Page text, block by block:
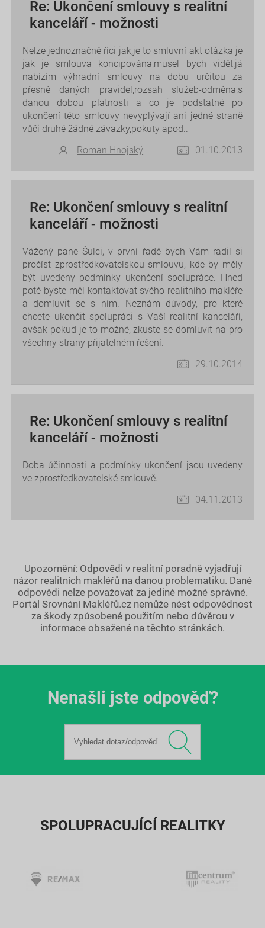
Re: Ukončení smlouvy s realitní
kanceláří - možnosti
Nelze jednoznačně říci jak,je to smluvní akt otázka je
jak je smlouva koncipována,musel bych vidět,já
nabízím výhradní smlouvy na dobu určitou za
přesně daných pravidel,rozsah služeb-odměna,s
danou dobou platnosti a co je podstatné po
ukončení této smlouvy nevyplývají ani jedné straně
vůči druhé žádné závazky,pokuty apod..
Roman Hnojský
01.10.2013
Re: Ukončení smlouvy s realitní
kanceláří - možnosti
Vážený pane Šulci, v první řadě bych Vám radil si
pročíst zprostředkovatelskou smlouvu, kde by měly
být uvedeny podmínky ukončení spolupráce. Hned
poté byste měl kontaktovat svého realitního makléře
a domluvit se s ním. Neznám důvody, pro které
chcete ukončit spolupráci s Vaší realitní kanceláří,
avšak pokud je to možné, zkuste se domluvit na pro
všechny strany přijatelném řešení.
29.10.2014
Re: Ukončení smlouvy s realitní
kanceláří - možnosti
Doba účinnosti a podmínky ukončení jsou uvedeny
ve zprostředkovatelské smlouvě.
04.11.2013
Upozornění: Odpovědi v realitní poradně vyjadřují
názor realitních makléřů na danou problematiku. Dané
odpovědi nelze považovat za jediné možné správné.
Portál Srovnání Makléřů.cz nemůže nést odpovědnost
za škody způsobené použitím nebo důvěrou v
informace obsažené na těchto stránkách.
Nenašli jste odpověď?
SPOLUPRACUJÍCÍ REALITKY